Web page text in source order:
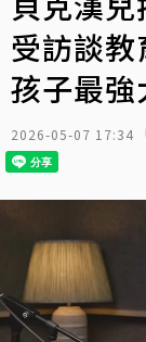
受訪談
孩子最
2026-05-07 17:34